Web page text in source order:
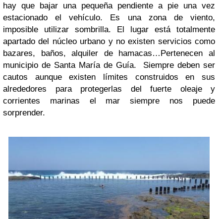
hay que bajar una pequeña pendiente a pie una vez
estacionado el vehículo. Es una zona de viento,
imposible utilizar sombrilla. El lugar está totalmente
apartado del núcleo urbano y no existen servicios como
bazares, baños, alquiler de hamacas…Pertenecen al
municipio de Santa María de Guía. Siempre deben ser
cautos aunque existen límites construidos en sus
alrededores para protegerlas del fuerte oleaje y
corrientes marinas el mar siempre nos puede
sorprender.